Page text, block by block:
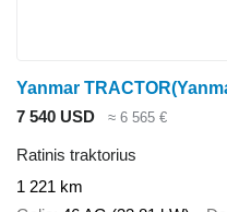
Yanmar
7 540 USD
≈ 6 565 €
Ratinis traktorius
1 221 km